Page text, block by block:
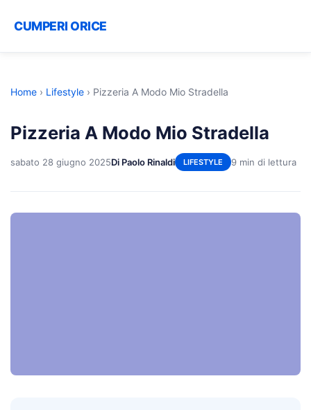
CUMPERI ORICE
Home › Lifestyle › Pizzeria A Modo Mio Stradella
Pizzeria A Modo Mio Stradella
sabato 28 giugno 2025Di Paolo Rinaldi LIFESTYLE 9 min di lettura